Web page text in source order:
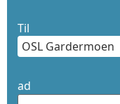
Til
ad